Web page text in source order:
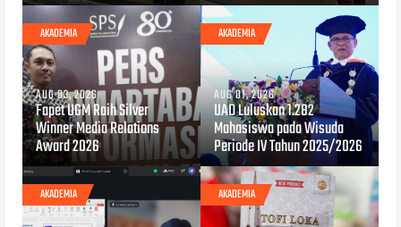
AKADEMIA
AUG 03, 2026
Fapet UGM Raih Silver
Winner Media Relations
Award 2026
AKADEMIA
AUG 01, 2026
UAD Luluskan 1.282
Mahasiswa pada Wisuda
Periode IV Tahun 2025/2026
AKADEMIA
JUL 30, 2026
AKADEMIA